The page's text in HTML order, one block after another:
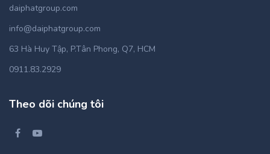
daiphatgroup.com
info@daiphatgroup.com
63 Hà Huy Tập, P.Tân Phong, Q7, HCM
0911.83.2929
Theo dõi chúng tôi